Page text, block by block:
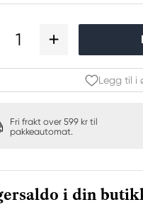
1
Legg til i
Fri frakt over 599 kr til
pakkeautomat.
i din